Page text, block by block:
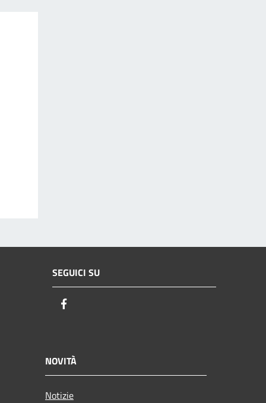
SEGUICI SU
NOVITÀ
Notizie